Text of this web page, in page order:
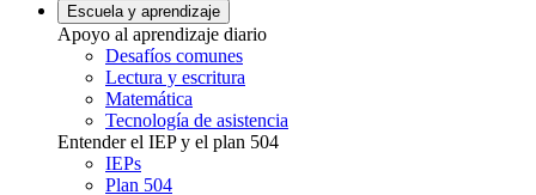
Escuela y aprendizaje
Apoyo al aprendizaje diario
Desafíos comunes
Lectura y escritura
Matemática
Tecnología de asistencia
Entender el IEP y el plan 504
IEPs
Plan 504